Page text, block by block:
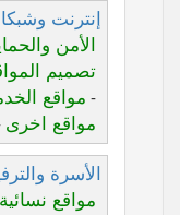
إنترنت
الأمن
تصميم
- مواقع
مواقع اخرى
الأسرة
مواقع نسائية